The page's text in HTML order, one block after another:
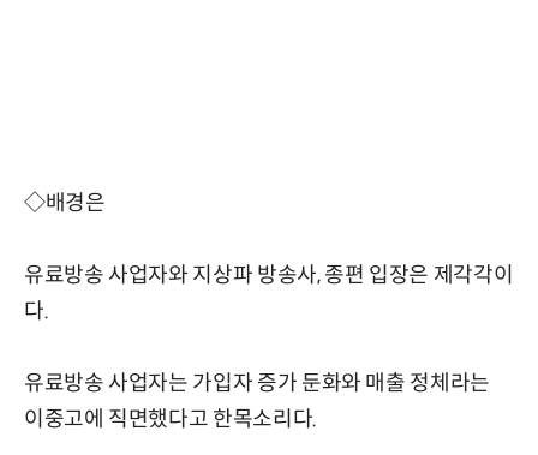
◇배경은
유료방송 사업자와 지상파 방송사, 종편 입장은 제각각이
다.
유료방송 사업자는 가입자 증가 둔화와 매출 정체라는
이중고에 직면했다고 한목소리다.